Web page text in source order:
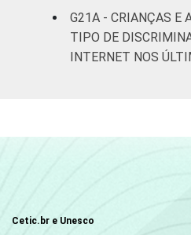
G21A - CRIANÇAS E
TIPO DE
INTERNET NOS
Cetic.br e Unesco